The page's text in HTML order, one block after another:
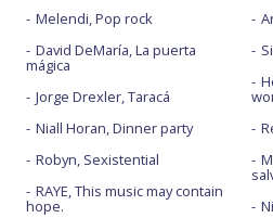
Melendi, Pop rock
David DeMaría, La puerta
mágica
Jorge Drexler, Taracá
Niall Horan, Dinner party
Robyn, Sexistential
RAYE, This music may contain
hope.